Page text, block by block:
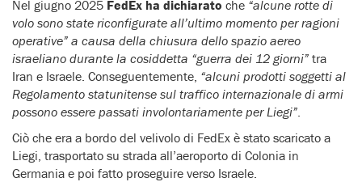
Nel giugno 2025 FedEx ha dichiarato che “alcune rotte di
volo sono state riconfigurate all’ultimo momento per ragioni
operative” a causa della chiusura dello spazio aereo
israeliano durante la cosiddetta “guerra dei 12 giorni” tra
Iran e Israele. Conseguentemente, “alcuni prodotti soggetti al
Regolamento statunitense sul traffico internazionale di armi
possono essere passati involontariamente per Liegi”
Ciò che era a bordo del velivolo di FedEx è stato scaricato a
Liegi, trasportato su strada all’aeroporto di Colonia in
Germania e poi fatto proseguire verso Israele.